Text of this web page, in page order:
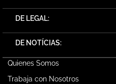
DE LEGAL:
DE NOTÍCIAS:
Quienes Somos
Trabaja con Nosotros